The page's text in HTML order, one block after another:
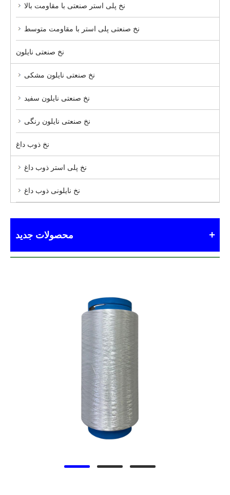
نخ پلی استر صنعتی با مقاومت بالا
نخ صنعتی پلی استر با مقاومت متوسط
نخ صنعتی نایلون
نخ صنعتی نایلون مشکی
نخ صنعتی نایلون سفید
نخ صنعتی نایلون رنگی
نخ ذوب داغ
نخ پلی استر ذوب داغ
نخ نایلونی ذوب داغ
محصولات جدید